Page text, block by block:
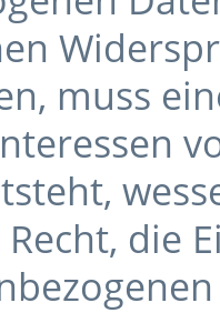
muss
Recht, die